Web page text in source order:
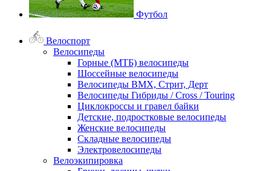
Футбол
Велоспорт
Велосипеды
Горные (МТБ) велосипеды
Шоссейные велосипеды
Велосипеды BMX, Стрит, Дерт
Велосипеды Гибриды / Cross / Touring
Циклокроссы и гравел байки
Детские, подростковые велосипеды
Женские велосипеды
Складные велосипеды
Электровелосипеды
Велоэкипировка